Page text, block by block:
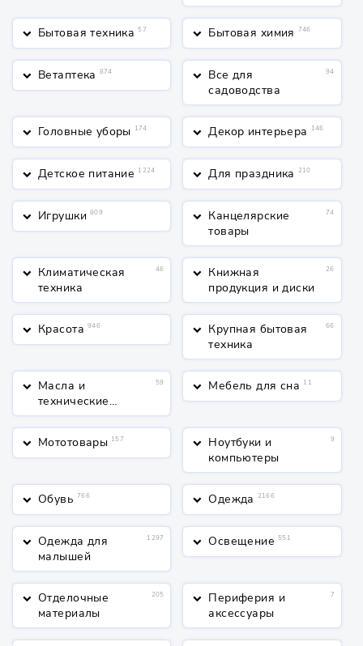
keyboard_arrow_down Бытовая техника 57 keyboard_arrow_down Бытовая химия 746
keyboard_arrow_down Ветаптека 874 keyboard_arrow_down Все для
садоводства
94
keyboard_arrow_down Головные уборы 174 keyboard_arrow_down Декор интерьера 146
keyboard_arrow_down Детское питание 1224 keyboard_arrow_down Для праздника 210
keyboard_arrow_down Игрушки 809 keyboard_arrow_down Канцелярские
товары
74
keyboard_arrow_down Климатическая
техника
46 keyboard_arrow_down Книжная
продукция и диски
26
keyboard_arrow_down Красота 946 keyboard_arrow_down Крупная бытовая
техника
66
keyboard_arrow_down Масла и
технические
жидкости
59 keyboard_arrow_down Мебель для сна 11
keyboard_arrow_down Мототовары 157 keyboard_arrow_down Ноутбуки и
компьютеры
9
keyboard_arrow_down Обувь 766 keyboard_arrow_down Одежда 2166
keyboard_arrow_down Одежда для
малышей
1297 keyboard_arrow_down Освещение 551
keyboard_arrow_down Отделочные
материалы
205 keyboard_arrow_down Периферия и
аксессуары
7